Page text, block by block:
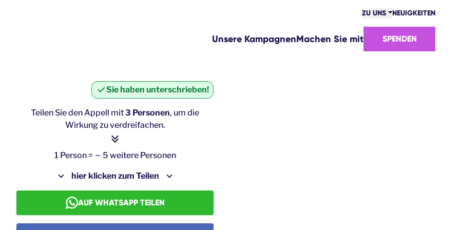
ZU UNS
ERFOLGE
NEUIGKEITEN
Unsere KampagnenMachen Sie mit SPENDEN
Sie haben unterschrieben!
Teilen Sie den Appell mit3 Personen, um die
Wirkung zu verdreifachen.
1 Person = ∼ 5 weitere Personen
hier klicken zum Teilen
AUF WHATSAPP TEILEN